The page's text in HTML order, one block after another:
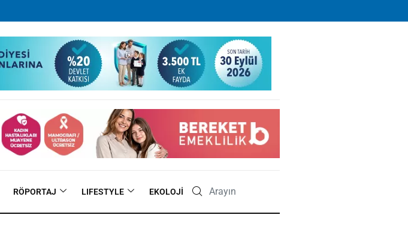
RÖPORTAJ LIFESTYLE EKOLOJI